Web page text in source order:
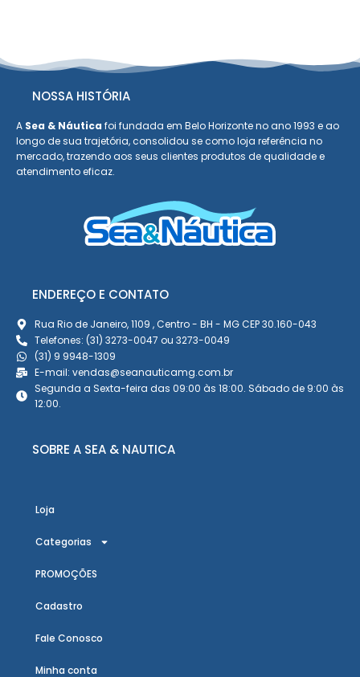
NOSSA HISTÓRIA
A Sea & Náutica foi fundada em Belo Horizonte no ano 1993 e ao
longo de sua trajetória, consolidou se como loja referência no
mercado, trazendo aos seus clientes produtos de qualidade e
atendimento eficaz.
ENDEREÇO E CONTATO
Rua Rio de Janeiro, 1109 , Centro - BH - MG CEP 30.160-043
Telefones: (31) 3273-0047 ou 3273-0049
(31) 9 9948-1309
E-mail: vendas@seanauticamg.com.br
Segunda a Sexta-feira das 09:00 às 18:00. Sábado de 9:00 às
12:00.
SOBRE A SEA & NAUTICA
Loja
Categorias
PROMOÇÕES
Cadastro
Fale Conosco
Minha conta